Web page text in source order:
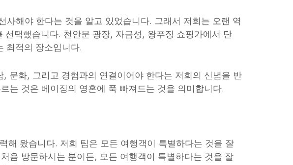
해야 한다는 것을 알고 있었습니다. 그래서 저희는 오랜 역
택했습니다. 천안문 광장, 자금성, 왕푸징 쇼핑가에서 단
최적의 장소입니다.
문화, 그리고 경험과의 연결이어야 한다는 저희의 신념을 반
는 것은 베이징의 영혼에 푹 빠져드는 것을 의미합니다.
왔습니다. 저희 팀은 모든 여행객이 특별하다는 것을 잘
음 방문하시는 분이든, 모든 여행객이 특별하다는 것을 잘